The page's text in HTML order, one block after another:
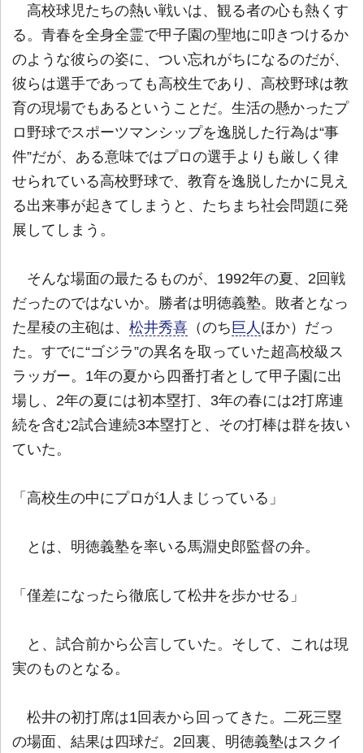
高校球児たちの熱い戦いは、観る者の心も熱くす
る。青春を全身全霊で甲子園の聖地に叩きつけるか
のような彼らの姿に、つい忘れがちになるのだが、
彼らは選手であっても高校生であり、高校野球は教
育の現場でもあるということだ。生活の懸かったプ
ロ野球でスポーツマンシップを逸脱した行為は“事
件”だが、ある意味ではプロの選手よりも厳しく律
せられている高校野球で、教育を逸脱したかに見え
る出来事が起きてしまうと、たちまち社会問題に発
展してしまう。
そんな場面の最たるものが、1992年の夏、2回戦
だったのではないか。勝者は明徳義塾。敗者となっ
た星稜の主砲は、 松井秀喜 （のち 巨人 ほか）だっ
た。すでに“ゴジラ”の異名を取っていた超高校級ス
ラッガー。1年の夏から四番打者として甲子園に出
場し、2年の夏には初本塁打、3年の春には2打席連
続を含む2試合連続3本塁打と、その打棒は群を抜い
ていた。
「高校生の中にプロが1人まじっている」
とは、明徳義塾を率いる馬淵史郎監督の弁。
「僅差になったら徹底して松井を歩かせる」
と、試合前から公言していた。そして、これは現
実のものとなる。
松井の初打席は1回表から回ってきた。二死三塁
の場面、結果は四球だ。2回裏、明徳義塾はスクイ